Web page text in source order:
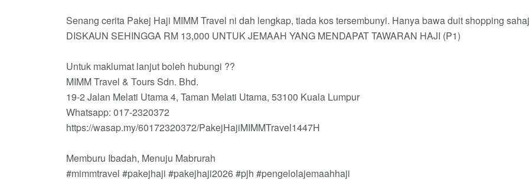
Senang cerita Pakej Haji MIMM Travel ni dah lengkap, tiada kos tersembunyi. Hanya bawa duit shopping
DISKAUN SEHINGGA RM 13,000 UNTUK JEMAAH YANG MENDAPAT TAWARAN HAJI (P1)
Untuk maklumat lanjut boleh hubungi ??
MIMM Travel & Tours Sdn. Bhd.
19-2 Jalan Melati Utama 4, Taman Melati Utama, 53100 Kuala Lumpur
Whatsapp: 017-2320372
https://wasap.my/60172320372/PakejHajiMIMMTravel1447H
Memburu Ibadah, Menuju Mabrurah
#mimmtravel #pakejhaji #pakejhaji2026 #pjh #pengelolajemaahhaji